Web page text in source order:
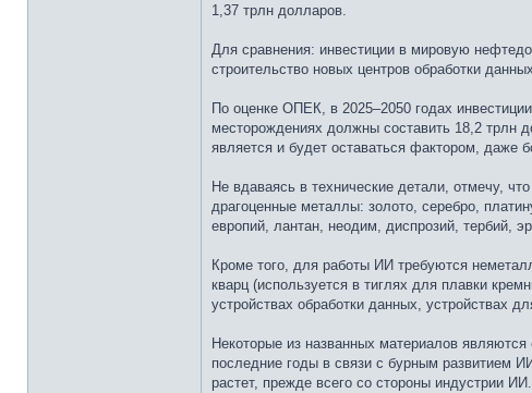
1,37 трлн долларов.
Для сравнения: инвестиции в мировую
строительство новых центров обработки
По оценке ОПЕК, в 2025–2050 годах
месторождениях должны составить 18,2 трлн
является и будет оставаться фактором,
Не вдаваясь в технические детали, отмечу,
драгоценные металлы: золото, серебро,
европий, лантан, неодим, диспрозий, тербий,
Кроме того, для работы ИИ требуются
кварц (используется в тиглях для плавки
устройствах обработки данных, устройствах
Некоторые из названных материалов
последние годы в связи с бурным развитием
растет, прежде всего со стороны индустрии